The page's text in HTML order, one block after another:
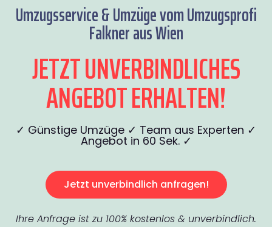
Umzugsservice & Umzüge vom Umzugsprofi
Falkner aus Wien
JETZT UNVERBINDLICHES
ANGEBOT ERHALTEN!
✓ Günstige Umzüge ✓ Team aus Experten ✓
Angebot in 60 Sek. ✓
Jetzt unverbindlich anfragen!
Ihre Anfrage ist zu 100% kostenlos & unverbindlich.